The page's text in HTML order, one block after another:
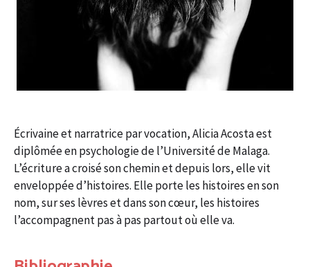
Écrivaine et narratrice par vocation, Alicia Acosta est
diplômée en psychologie de l’Université de Malaga.
L’écriture a croisé son chemin et depuis lors, elle vit
enveloppée d’histoires. Elle porte les histoires en son
nom, sur ses lèvres et dans son cœur, les histoires
l’accompagnent pas à pas partout où elle va.